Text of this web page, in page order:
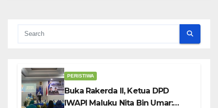
PERISTIWA
Buka Rakerda II, Ketua DPD
IWAPI Maluku Nita Bin Umar: